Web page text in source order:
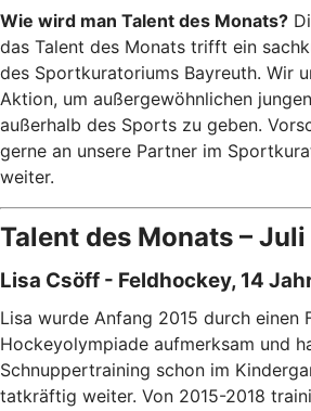
Wie wird man Talent des Monats?
das Talent des Monats trifft ein
des Sportkuratoriums Bayreuth. Wir
Aktion, um außergewöhnlichen
außerhalb des Sports zu geben.
gerne an unsere Partner im
weiter.
Talent des Monats –
Lisa Csöff - Feldhockey, 14
Lisa wurde Anfang 2015 durch einen
Hockeyolympiade aufmerksam und
Schnuppertraining schon im
tatkräftig weiter. Von 2015-2018